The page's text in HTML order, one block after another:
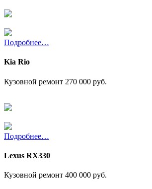
Подробнее…
Kia Rio
Кузовной ремонт 270 000 руб.
Подробнее…
Lexus RX330
Кузовной ремонт 400 000 руб.